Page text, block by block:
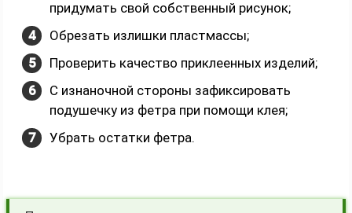
придумать свой собственный рисунок;
Обрезать излишки пластмассы;
Проверить качество приклеенных изделий;
С изнаночной стороны зафиксировать
подушечку из фетра при помощи клея;
Убрать остатки фетра.